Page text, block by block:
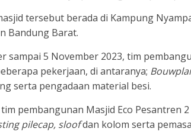
tersebut berada di Kampung
Bandung Barat.
sampai 5 November 2023, tim
pekerjaan, di antaranya;
serta pengadaan material besi.
pembangunan Masjid Eco Pesantren
pilecap, sloofdan kolom serta